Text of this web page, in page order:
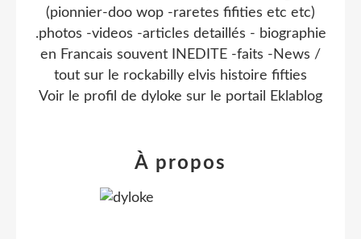
(pionnier-doo wop -raretes fifities etc etc)
.photos -videos -articles detaillés - biographie
en Francais souvent INEDITE -faits -News /
tout sur le rockabilly elvis histoire fifties
Voir le profil de dyloke sur le portail Eklablog
À propos